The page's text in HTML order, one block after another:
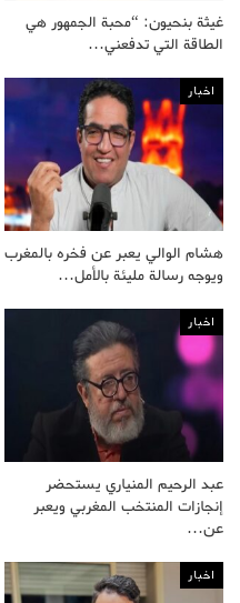
غيثة بنحيون: “محبة الجمهور هي
الطاقة التي تدفعني…
اخبار
هشام الوالي يعبر عن فخره بالمغرب
ويوجه رسالة مليئة بالأمل…
اخبار
عبد الرحيم المنياري يستحضر
إنجازات المنتخب المغربي ويعبر
عن…
اخبار